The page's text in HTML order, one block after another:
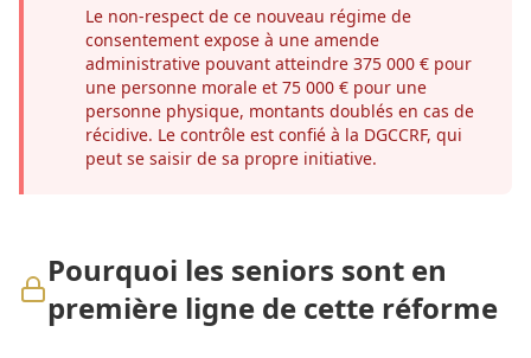
Le non-respect de ce nouveau régime de
consentement expose à une amende
administrative pouvant atteindre 375 000 € pour
une personne morale et 75 000 € pour une
personne physique, montants doublés en cas de
récidive. Le contrôle est confié à la DGCCRF, qui
peut se saisir de sa propre initiative.
Pourquoi les seniors sont en
première ligne de cette réforme